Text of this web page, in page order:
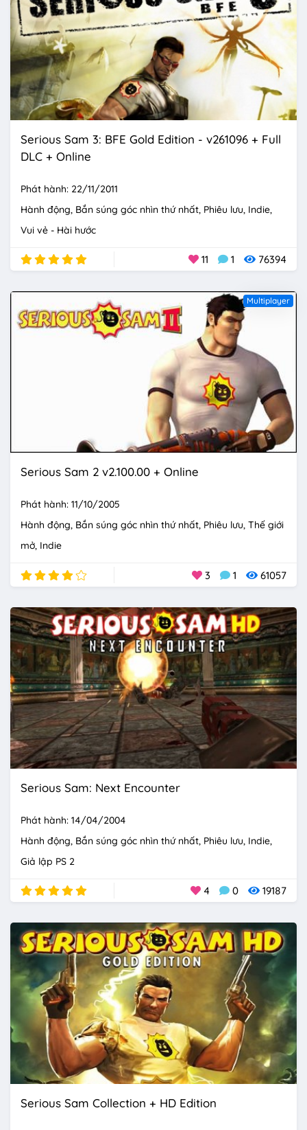
Serious Sam 3: BFE Gold Edition - v261096 + Full
DLC + Online
Phát hành: 22/11/2011
Hành động Bắn súng góc nhìn thứ nhất Phiêu lưu Indie
Vui vẻ - Hài hước
11 1 76394
Multiplayer
Serious Sam 2 v2.100.00 + Online
Phát hành: 11/10/2005
Hành động Bắn súng góc nhìn thứ nhất Phiêu lưu Thế giới
mở Indie
3 1 61057
Serious Sam: Next Encounter
Phát hành: 14/04/2004
Hành động Bắn súng góc nhìn thứ nhất Phiêu lưu Indie
Giả lập PS 2
4 0 19187
Serious Sam Collection + HD Edition